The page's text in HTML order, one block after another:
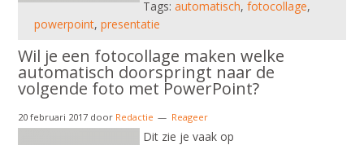
Tags:automatisch,fotocollage,
powerpoint,presentatie
Wil je een fotocollage maken welke
automatisch doorspringt naar de
volgende foto met PowerPoint?
20 februari 2017 door Redactie Reageer
Dit zie je vaak op